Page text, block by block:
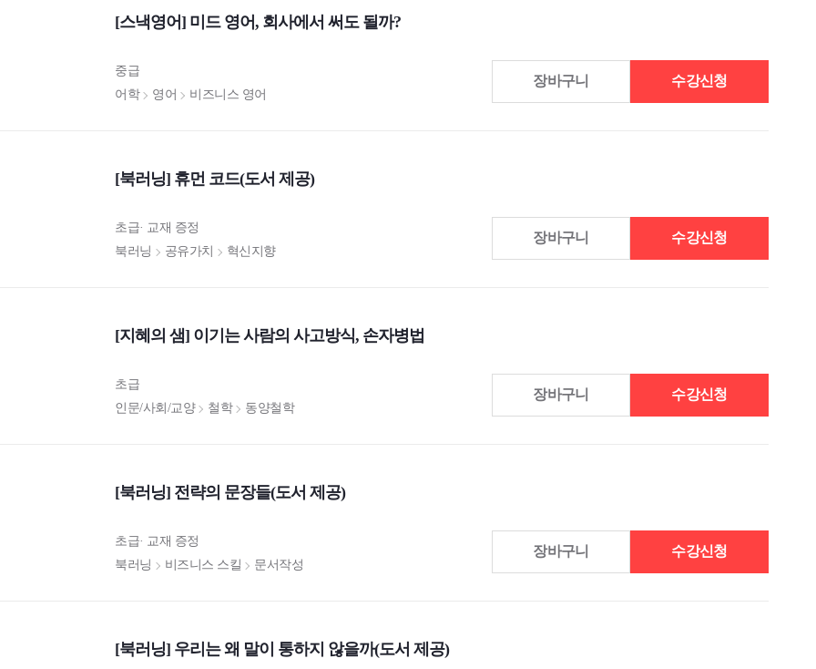
[스낵영어] 미드 영어, 회사에서 써도 될까?
중급
어학
영어 비즈니스 영어
장바구니 수강신청
[북러닝] 휴먼 코드(도서 제공)
초급 교재 증정
북러닝
공유가치 혁신지향
장바구니 수강신청
[지혜의 샘] 이기는 사람의 사고방식, 손자병법
초급
인문/사회/교양
철학 동양철학
장바구니 수강신청
[북러닝] 전략의 문장들(도서 제공)
초급 교재 증정
북러닝
비즈니스 스킬 문서작성
장바구니 수강신청
[북러닝] 우리는 왜 말이 통하지 않을까(도서 제공)